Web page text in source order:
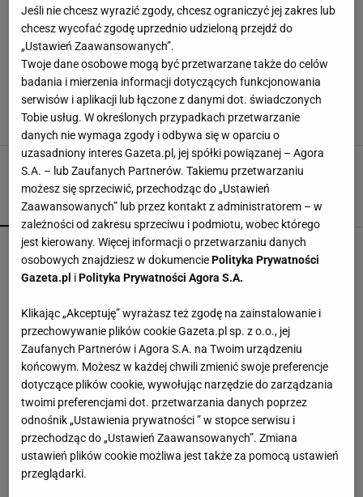
PRZESADZANIE STORCZYKÓW
Jak przesadzić storczyka i kiedy? Wskazówki
krok po kroku jak zrobić to bez trudu i w
krótkim czasie!
PRZESADZANIE STORCZYKÓW ROŚLINY
ROŚLINY DOMOWE
ROŚLINY DONICZKOWE
POPULARNE NAJNOWSZE
Kompaktowa bieżnia do małego mieszkania.
Ten sprzęt mieści się pod łóżko
Kochały je nasze babcie. Garnki żeliwne są
niezastąpione w letniej i jesiennej kuchni
Dlaczego rezygnujemy z gotowania?
MATERIAŁ PROMOCYJNY
Vintage gramofony wracają do łask. Polacy na
Jeśli nie chcesz wyrazić zgody, chcesz ograniczyć jej zakres lub
chcesz wycofać zgodę uprzednio udzieloną przejdź do
„Ustawień Zaawansowanych”.
Twoje dane osobowe mogą być przetwarzane także do celów
badania i mierzenia informacji dotyczących funkcjonowania
serwisów i aplikacji lub łączone z danymi dot. świadczonych
Tobie usług. W określonych przypadkach przetwarzanie
danych nie wymaga zgody i odbywa się w oparciu o
uzasadniony interes Gazeta.pl, jej spółki powiązanej – Agora
S.A. – lub Zaufanych Partnerów. Takiemu przetwarzaniu
możesz się sprzeciwić, przechodząc do „Ustawień
Zaawansowanych” lub przez kontakt z administratorem – w
zależności od zakresu sprzeciwu i podmiotu, wobec którego
jest kierowany. Więcej informacji o przetwarzaniu danych
osobowych znajdziesz w dokumenciePolityka Prywatności
Gazeta.pl iPolityka Prywatności Agora S.A.
Klikając „Akceptuję” wyrażasz też zgodę na zainstalowanie i
przechowywanie plików cookie Gazeta.pl sp. z o.o., jej
Zaufanych Partnerów i Agora S.A. na Twoim urządzeniu
końcowym. Możesz w każdej chwili zmienić swoje preferencje
dotyczące plików cookie, wywołując narzędzie do zarządzania
twoimi preferencjami dot. przetwarzania danych poprzez
odnośnik „Ustawienia prywatności ” w stopce serwisu i
przechodząc do „Ustawień Zaawansowanych”. Zmiana
ustawień plików cookie możliwa jest także za pomocą ustawień
przeglądarki.